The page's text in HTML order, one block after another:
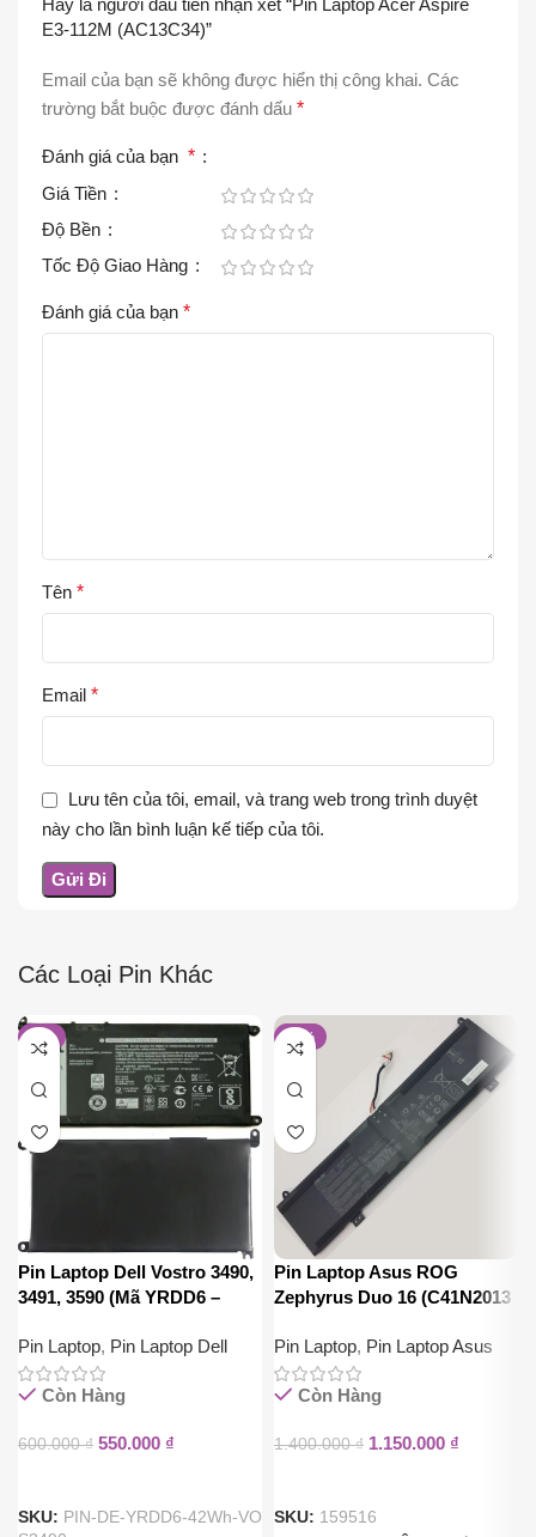
Hãy là người đầu tiên nhận xét “Pin Laptop Acer Aspire
E3-112M (AC13C34)”
Email của bạn sẽ không được hiển thị công khai. Các
trường bắt buộc được đánh dấu *
Đánh giá của bạn *
Giá Tiền
Độ Bền
Tốc Độ Giao Hàng
Đánh giá của bạn *
Tên *
Email *
Lưu tên của tôi, email, và trang web trong trình duyệt
này cho lần bình luận kế tiếp của tôi.
Các Loại Pin Khác
-8%
Pin Laptop Dell Vostro 3490,
3491, 3590 (Mã YRDD6 –
Pin Laptop, Pin Laptop Dell
Còn Hàng
600.000₫ 550.000 ₫
SKU: PIN-DE-YRDD6-42Wh-VO
-18%
Pin Laptop Asus ROG
Zephyrus Duo 16 (C41N2013
Pin Laptop, Pin Laptop Asus
Còn Hàng
1.400.000₫ 1.150.000 ₫
SKU: 159516